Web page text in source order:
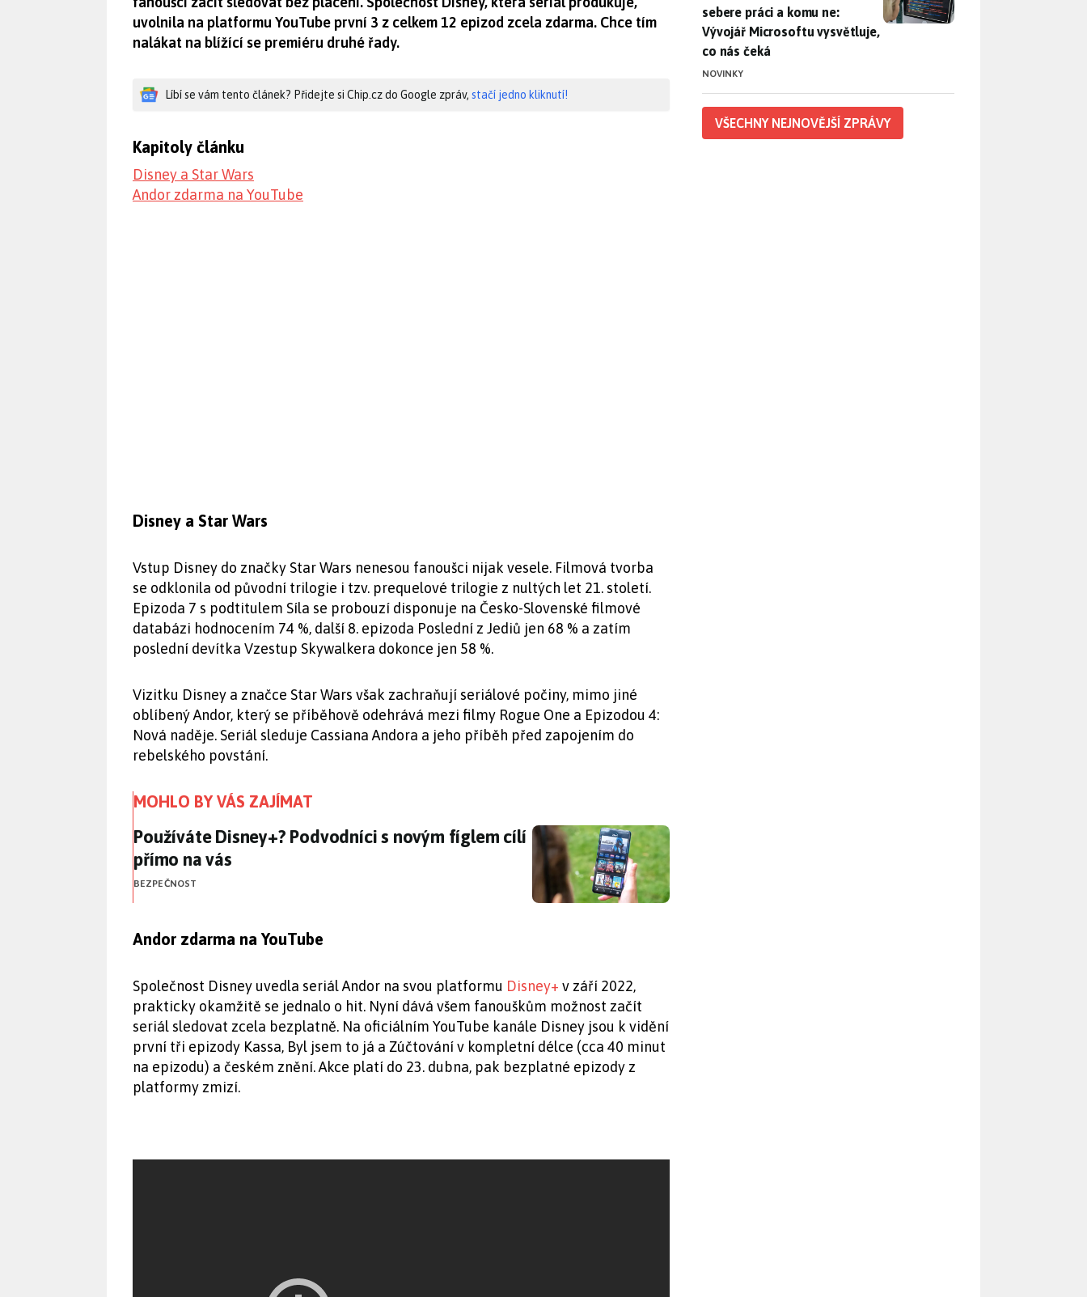
uvolnila na platformu YouTube první 3 z celkem 12 epizod zcela zdarma. Chce tím
nalákat na blížící se premiéru druhé řady.
Líbí se vám tento článek? Přidejte si Chip.cz do Google zpráv, stačí jedno kliknutí!
Kapitoly článku
Disney a Star Wars
Andor zdarma na YouTube
Disney a Star Wars
Vstup Disney do značky Star Wars nenesou fanoušci nijak vesele. Filmová tvorba
se odklonila od původní trilogie i tzv. prequelové trilogie z nultých let 21. století.
Epizoda 7 s podtitulem Síla se probouzí disponuje na Česko-Slovenské filmové
databázi hodnocením 74 %, další 8. epizoda Poslední z Jediů jen 68 % a zatím
poslední devítka Vzestup Skywalkera dokonce jen 58 %.
Vizitku Disney a značce Star Wars však zachraňují seriálové počiny, mimo jiné
oblíbený Andor, který se příběhově odehrává mezi filmy Rogue One a Epizodou 4:
Nová naděje. Seriál sleduje Cassiana Andora a jeho příběh před zapojením do
rebelského povstání.
MOHLO BY VÁS ZAJÍMAT
Používáte Disney+? Podvodníci s novým fíglem cílí přímo na vás
Používáte Disney+? Podvodníci s novým fíglem cílí
přímo na vás
BEZPEČNOST
Andor zdarma na YouTube
Společnost Disney uvedla seriál Andor na svou platformu Disney+ v září 2022,
prakticky okamžitě se jednalo o hit. Nyní dává všem fanouškům možnost začít
seriál sledovat zcela bezplatně. Na oficiálním YouTube kanále Disney jsou k vidění
první tři epizody Kassa, Byl jsem to já a Zúčtování v kompletní délce (cca 40 minut
na epizodu) a českém znění. Akce platí do 23. dubna, pak bezplatné epizody z
platformy zmizí.
sebere práci a komu ne:
Vývojář Microsoftu vysvětluje,
co nás čeká
NOVINKY
VŠECHNY NEJNOVĚJŠÍ ZPRÁVY